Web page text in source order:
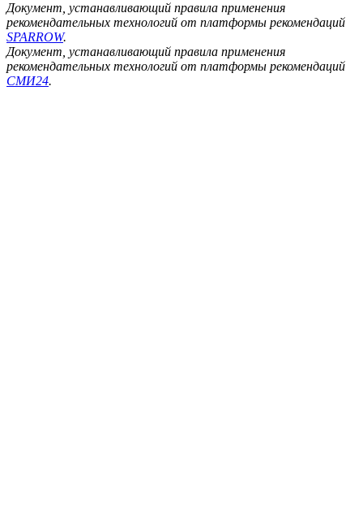
Документ, устанавливающий правила применения
рекомендательных технологий от платформы рекомендаций
SPARROW.
Документ, устанавливающий правила применения
рекомендательных технологий от платформы рекомендаций
СМИ24.